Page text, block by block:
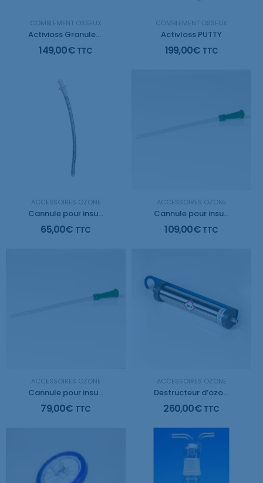
COMBLEMENT OSSEUX
Activioss Granules 1,0
149,00€ TTC
COMBLEMENT OSSEUX
ActivIoss PUTTY
199,00€ TTC
ACCESSOIRES OZONE
Cannule pour insufflation cannule LuerLock (50 unités)
65,00€ TTC
ACCESSOIRES OZONE
Cannule pour insufflation rectale 40cm (50 unités)
109,00€ TTC
ACCESSOIRES OZONE
Cannule pour insufflation vaginale 18cm (100 pieces)
79,00€ TTC
ACCESSOIRES OZONE
Destructeur d’ozone avec crochet
260,00€ TTC